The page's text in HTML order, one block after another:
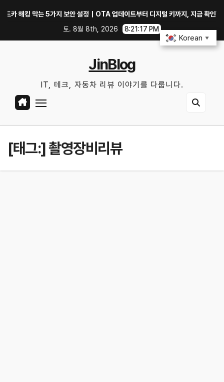
막는 5가지 보안 설정｜OTA 업데이트부터 디지털 키까지, 지금 확인할 것은?
토. 8월 8th, 2026
8:21:17 PM
JinBlog
IT, 테크, 자동차 리뷰 이야기를 다룹니다.
[태그:]촬영장비리뷰
Korean ▼